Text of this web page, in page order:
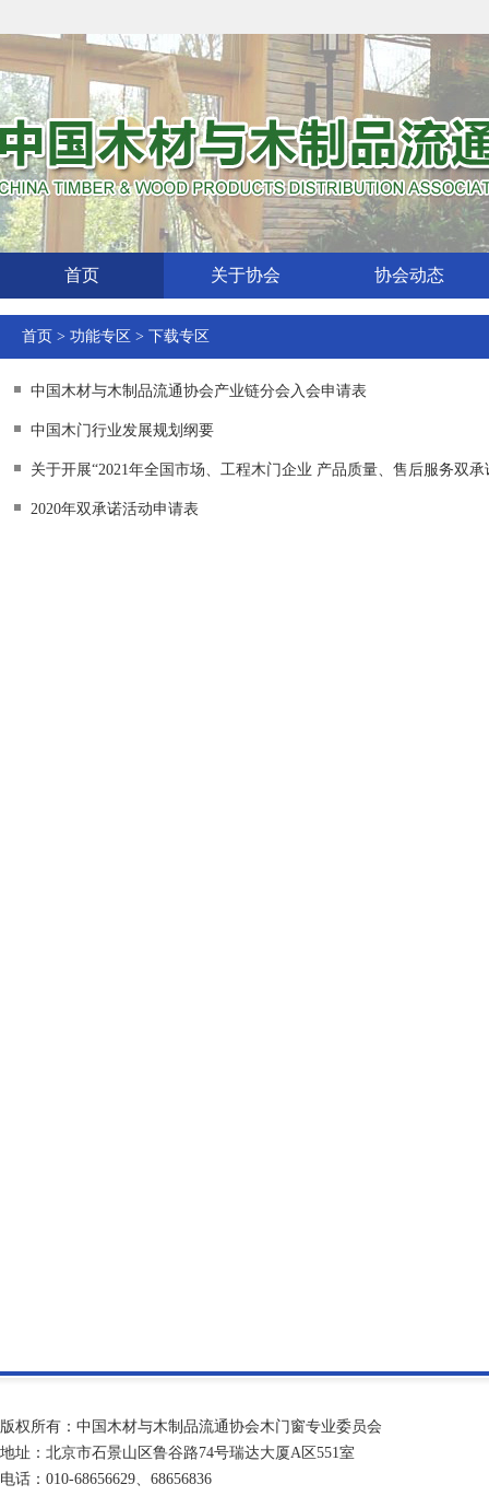
首页 关于协会 协会动态
首页 > 功能专区 > 下载专区
中国木材与木制品流通协会产业链分会入会申请表
中国木门行业发展规划纲要
关于开展“2021年全国市场、工程木门企业 产品质量、售后服务双承
2020年双承诺活动申请表
版权所有：中国木材与木制品流通协会木门窗专业委员会
地址：北京市石景山区鲁谷路74号瑞达大厦A区551室
电话：010-68656629、68656836